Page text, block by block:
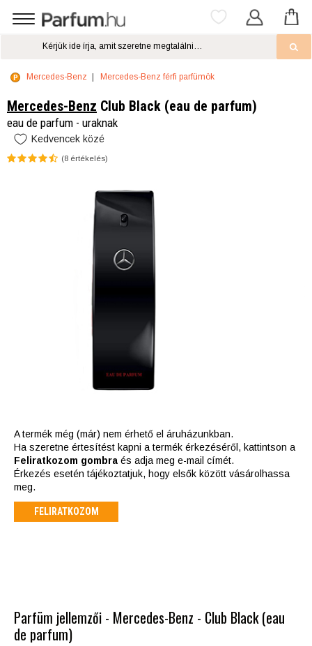
Mercedes-Benz Mercedes-Benz férfi parfümök
Mercedes-Benz Club Black (eau de parfum)
eau de parfum - uraknak
Kedvencek közé
(8 értékelés)
A termék még (már) nem érhető el áruházunkban.
Ha szeretne értesítést kapni a termék érkezéséről, kattintson a
Feliratkozom gombra és adja meg e-mail címét.
Érkezés esetén tájékoztatjuk, hogy elsők között vásárolhassa
meg.
FELIRATKOZOM
Parfüm jellemzői - Mercedes-Benz - Club Black (eau
de parfum)